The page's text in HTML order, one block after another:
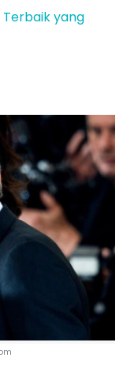
yang